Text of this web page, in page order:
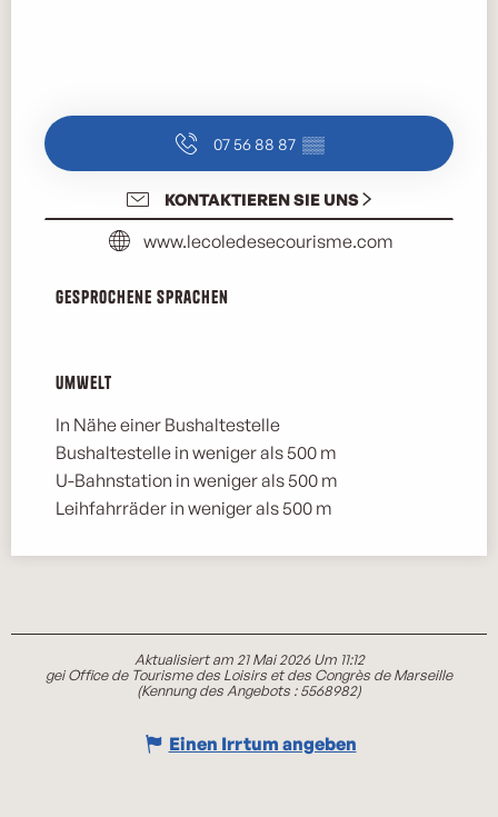
07 56 88 87 ▒▒
KONTAKTIEREN SIE UNS
www.lecoledesecourisme.com
Gesprochene Sprachen
Gesprochene Sprachen
Umwelt
Umwelt
In Nähe einer Bushaltestelle
Bushaltestelle in weniger als 500 m
U-Bahnstation in weniger als 500 m
Leihfahrräder in weniger als 500 m
Aktualisiert am 21 Mai 2026 Um 11:12
gei Office de Tourisme des Loisirs et des Congrès de Marseille
(Kennung des Angebots :5568982)
Einen Irrtum angeben